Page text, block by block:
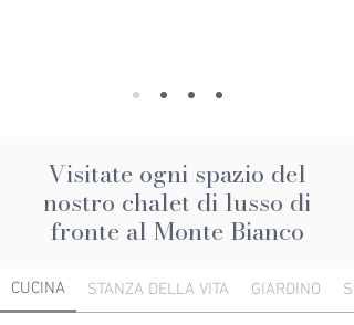
Visitate ogni spazio del
nostro chalet di lusso di
fronte al Monte Bianco
CUCINA STANZA DELLA VITA GIARDINO